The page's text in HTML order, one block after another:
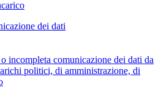
dei dati
incompleta comunicazione dei dati da
politici, di amministrazione, di